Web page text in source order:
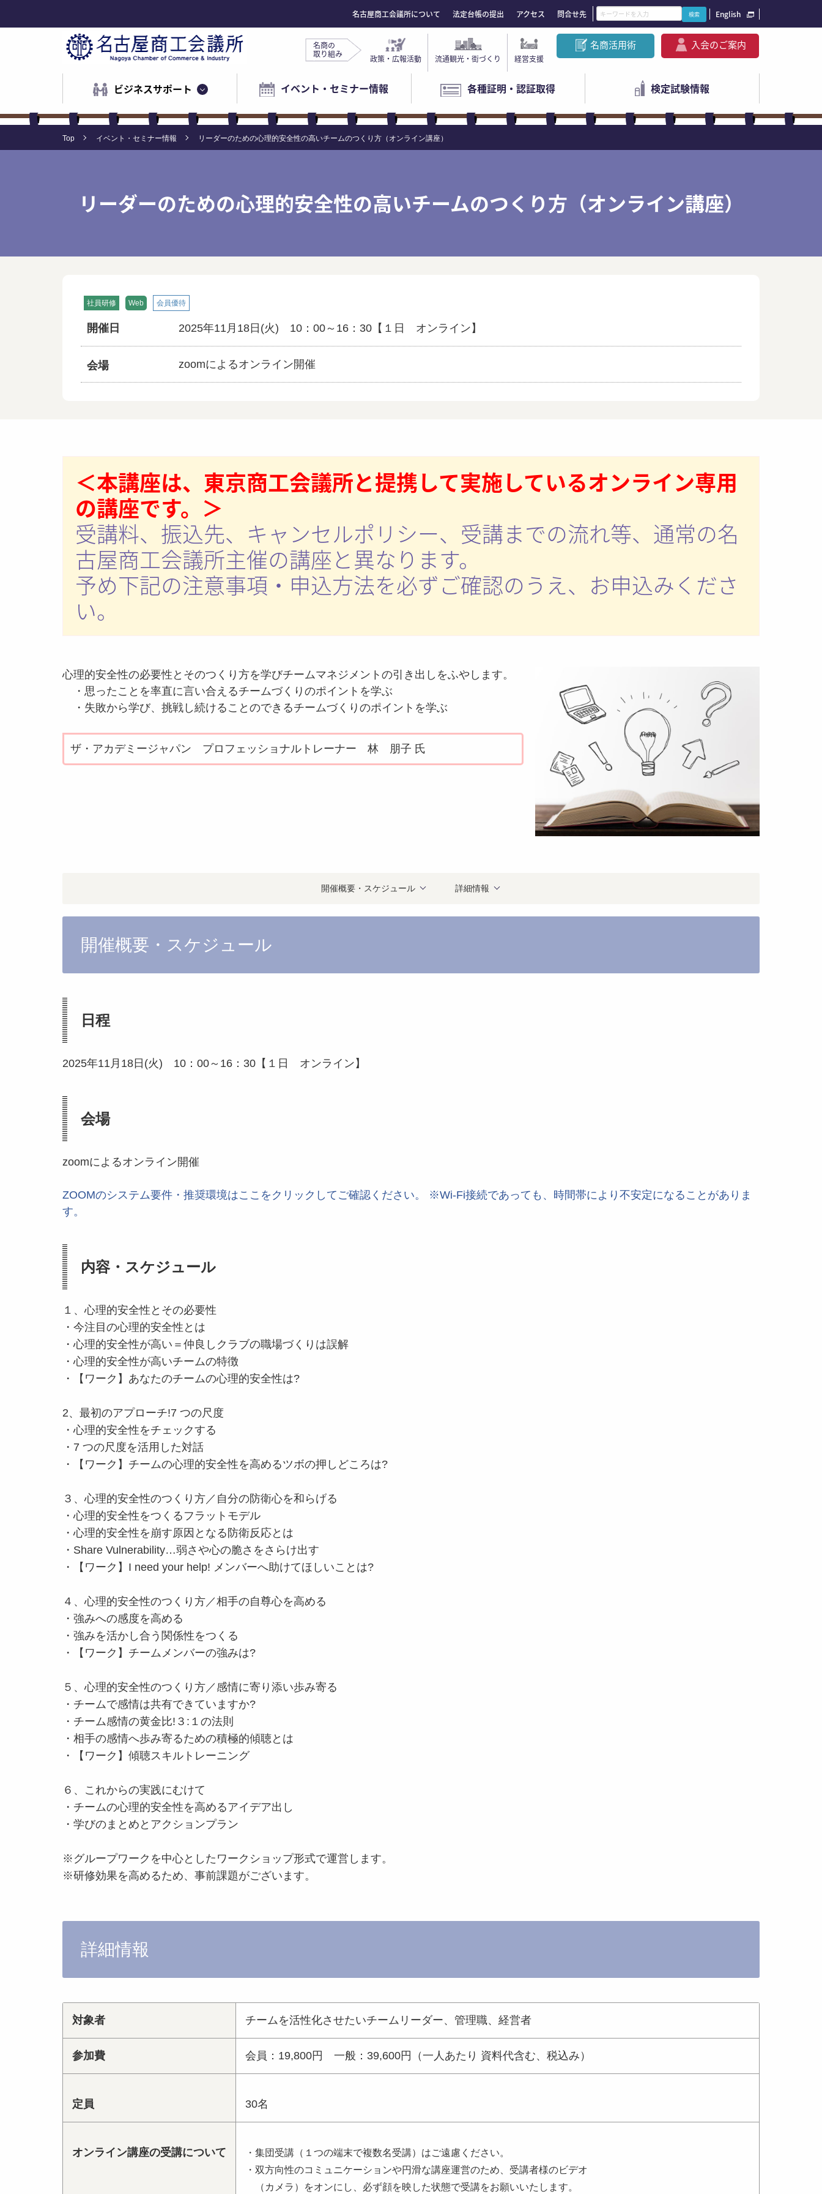
ビジネスサポート イベント・セミナー情報 各種証明・認証取得 検定試験情報
名商の
取り組み 政策・広報活動 流通観光・街づくり 経営支援
名商活用術 入会のご案内
名古屋商工会議所について 法定台帳の提出 アクセス 問合せ先 English
Top イベント・セミナー情報 リーダーのための心理的安全性の高いチームのつくり方（オンライン講座）
リーダーのための心理的安全性の高いチームのつくり方（オンライン講座）
社員研修 Web 会員優待
開催日 2025年11月18日(火) 10：00～16：30 【１日 オンライン】
会場 zoomによるオンライン開催
＜本講座は、東京商工会議所と提携して実施しているオンライン専用
の講座です。＞
受講料、振込先、キャンセルポリシー、受講までの流れ等、通常の名
古屋商工会議所主催の講座と異なります。
予め下記の注意事項・申込方法を必ずご確認のうえ、お申込みくださ
い。
心理的安全性の必要性とそのつくり方を学びチームマネジメントの引き出しをふやします。
・思ったことを率直に言い合えるチームづくりのポイントを学ぶ
・失敗から学び、挑戦し続けることのできるチームづくりのポイントを学ぶ
ザ・アカデミージャパン プロフェッショナルトレーナー 林 朋子 氏
開催概要・スケジュール 詳細情報
開催概要・スケジュール
日程
2025年11月18日(火) 10：00～16：30 【１日 オンライン】
会場
zoomによるオンライン開催
ZOOMのシステム要件・推奨環境はここをクリックしてご確認ください。 ※Wi-Fi接続であっても、時間帯により不安定になることがありま
す。
内容・スケジュール
１、心理的安全性とその必要性
・今注目の心理的安全性とは
・心理的安全性が高い＝仲良しクラブの職場づくりは誤解
・心理的安全性が高いチームの特徴
・【ワーク】あなたのチームの心理的安全性は?
2、最初のアプローチ!7 つの尺度
・心理的安全性をチェックする
・7 つの尺度を活用した対話
・【ワーク】チームの心理的安全性を高めるツボの押しどころは?
３、心理的安全性のつくり方／自分の防衛心を和らげる
・心理的安全性をつくるフラットモデル
・心理的安全性を崩す原因となる防衛反応とは
・Share Vulnerability…弱さや心の脆さをさらけ出す
・【ワーク】I need your help! メンバーへ助けてほしいことは?
４、心理的安全性のつくり方／相手の自尊心を高める
・強みへの感度を高める
・強みを活かし合う関係性をつくる
・【ワーク】チームメンバーの強みは?
５、心理的安全性のつくり方／感情に寄り添い歩み寄る
・チームで感情は共有できていますか?
・チーム感情の黄金比!３:１の法則
・相手の感情へ歩み寄るための積極的傾聴とは
・【ワーク】傾聴スキルトレーニング
６、これからの実践にむけて
・チームの心理的安全性を高めるアイデア出し
・学びのまとめとアクションプラン
※グループワークを中心としたワークショップ形式で運営します。
※研修効果を高めるため、事前課題がございます。
詳細情報
対象者 チームを活性化させたいチームリーダー、管理職、経営者
参加費 会員：19,800円 一般：39,600円（一人あたり 資料代含む、税込み）
定員 30名
オンライン講座の受講について
・集団受講（１つの端末で複数名受講）はご遠慮ください。
・双方向性のコミュニケーションや円滑な講座運営のため、受講者様のビデオ
（カメラ）をオンにし、必ず顔を映した状態で受講をお願いいたします。